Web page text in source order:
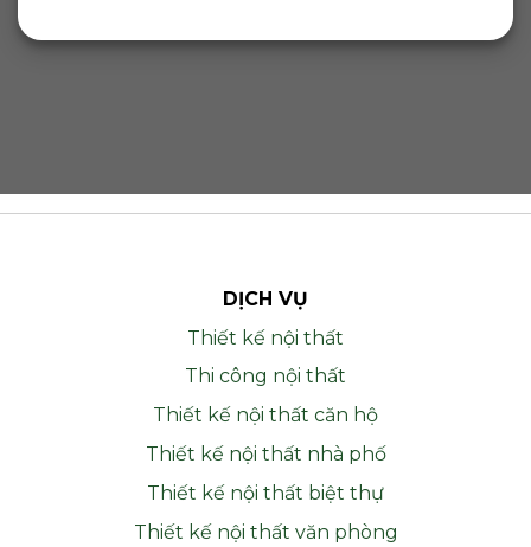
DỊCH VỤ
Thiết kế nội thất
Thi công nội thất
Thiết kế nội thất căn hộ
Thiết kế nội thất nhà phố
Thiết kế nội thất biệt thự
Thiết kế nội thất văn phòng